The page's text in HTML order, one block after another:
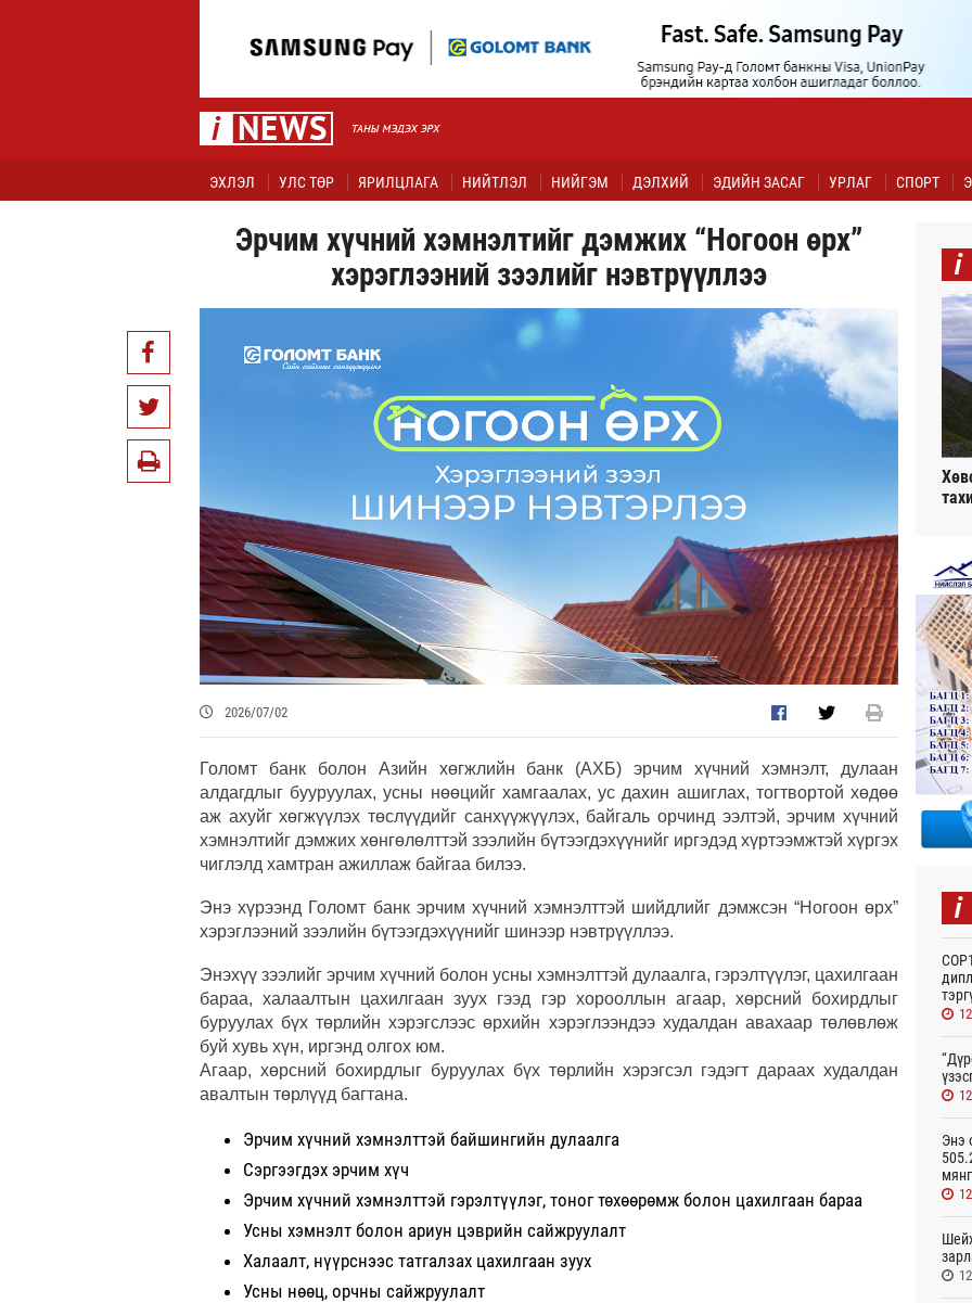
ЭХЛЭЛ УЛС ТӨР ЯРИЛЦЛАГА НИЙТЛЭЛ НИЙГЭМ ДЭЛХИЙ ЭДИЙН ЗАСАГ УРЛАГ СПОРТ
Эрчим хүчний хэмнэлтийг дэмжих “Ногоон өрх”
хэрэглээний зээлийг нэвтрүүллээ
2026/07/02
Голомт банк болон Азийн хөгжлийн банк (АХБ) эрчим хүчний хэмнэлт, дулаан
алдагдлыг бууруулах, усны нөөцийг хамгаалах, ус дахин ашиглах, тогтвортой хөдөө
аж ахуйг хөгжүүлэх төслүүдийг санхүүжүүлэх, байгаль орчинд ээлтэй, эрчим хүчний
хэмнэлтийг дэмжих хөнгөлөлттэй зээлийн бүтээгдэхүүнийг иргэдэд хүртээмжтэй хүргэх
чиглэлд хамтран ажиллаж байгаа билээ.
Энэ хүрээнд Голомт банк эрчим хүчний хэмнэлттэй шийдлийг дэмжсэн “Ногоон өрх”
хэрэглээний зээлийн бүтээгдэхүүнийг шинээр нэвтрүүллээ.
Энэхүү зээлийг эрчим хүчний болон усны хэмнэлттэй дулаалга, гэрэлтүүлэг, цахилгаан
бараа, халаалтын цахилгаан зуух гээд гэр хорооллын агаар, хөрсний бохирдлыг
буруулах бүх төрлийн хэрэгслээс өрхийн хэрэглээндээ худалдан авахаар төлөвлөж
буй хувь хүн, иргэнд олгох юм.
Агаар, хөрсний бохирдлыг буруулах бүх төрлийн хэрэгсэл гэдэгт дараах худалдан
авалтын төрлүүд багтана.
Эрчим хүчний хэмнэлттэй байшингийн дулаалга
Сэргээгдэх эрчим хүч
Эрчим хүчний хэмнэлттэй гэрэлтүүлэг, тоног төхөөрөмж болон цахилгаан бараа
Усны хэмнэлт болон ариун цэврийн сайжруулалт
Халаалт, нүүрснээс татгалзах цахилгаан зуух
Усны нөөц, орчны сайжруулалт
i
i
Энэ